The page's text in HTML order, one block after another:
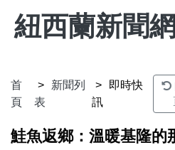
紐西蘭新聞網
首
頁
新聞列
表
即時快
訊
鮭魚返鄉：溫暖基隆